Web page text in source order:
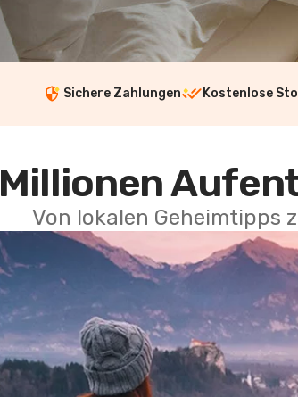
Sichere Zahlungen Kostenlose
Millionen
Von lokalen Geheimtipps